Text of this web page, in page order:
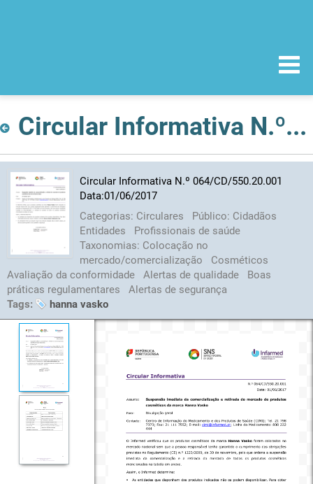
Circular Informativa N.º 064/CD/550.20.001 Data:01/06/2017
Circular Informativa N.º 064/CD/550.20.001
Data:01/06/2017
Categorias: Circulares Público: Cidadãos
Entidades
Profissionais de saúde
Taxonomias: Colocação no
mercado/comercialização
Cosméticos
Avaliação da conformidade
Alertas de qualidade
Boas
práticas regulamentares
Alertas de segurança
Tags:
hanna vasko